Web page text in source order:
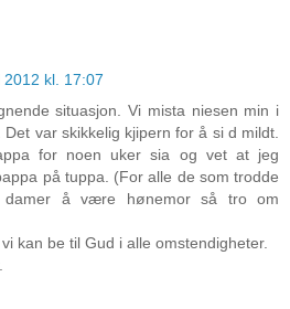
2012 kl. 17:07
situasjon. Vi mista niesen min i
var skikkelig kjipern for å si d mildt.
for noen uker sia og vet at jeg
på tuppa. (For alle de som trodde
damer å være hønemor så tro om
kan be til Gud i alle omstendigheter.